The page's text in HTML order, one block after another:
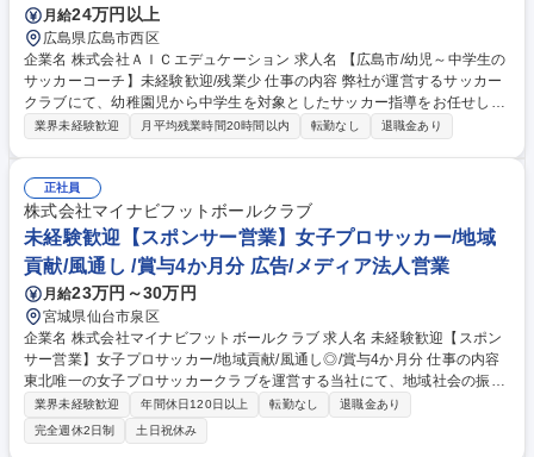
月給24万円以上
広島県広島市西区
企業名 株式会社ＡＩＣエデュケーション 求人名 【広島市/幼児～中学生の
サッカーコーチ】未経験歓迎/残業少 仕事の内容 弊社が運営するサッカー
クラブにて、幼稚園児から中学生を対象としたサッカー指導をお任せしま
す。指導法は確立されているため、高いサッカースキルよりも子どもたち
入会者対応◆試合への帯同 ◆各種書類などの管理業務 ほか 新規の体験や
スクール生の募集活動などもお任せ。また合宿や遠征に帯同いただきます
ので、その際の生活面のサポートもお願いします。フットワーク軽く動
き、一緒に全国を目指していきましょう！ 募集職種 【広島市/幼児～中学
生のサッカーコーチ】未経験歓迎/残業少
業界未経験歓迎 月平均残業時間20時間以内 転勤なし 退職金あり
正社員
株式会社マイナビフットボールクラブ
未経験歓迎【スポンサー営業】女子プロサッカー/地域
貢献/風通し /賞与4か月分 広告/メディア法人営業
月給23万円～30万円
宮城県仙台市泉区
企業名 株式会社マイナビフットボールクラブ 求人名 未経験歓迎【スポン
サー営業】女子プロサッカー/地域貢献/風通し◎/賞与4か月分 仕事の内容
東北唯一の女子プロサッカークラブを運営する当社にて、地域社会の振興
とクラブの発展を支えるスポンサーセールスをお任せいたします。選手と
共に、宮城・仙台に新たな感動を創り出す役割です。 【具体的には】 宮
城県内の企業をメインに、看板・ユニフォーム等の広告枠提案や冠試合の
業界未経験歓迎 年間休日120日以上 転勤なし
退職金あり
完全週休2日制
土日祝休み